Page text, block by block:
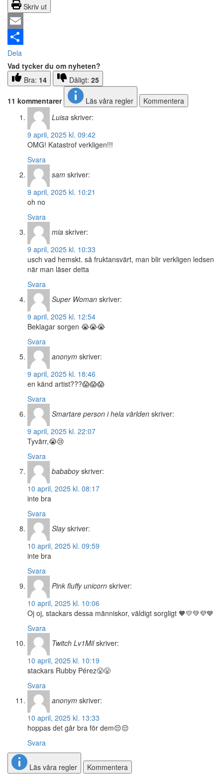
Skriv ut
Email
Dela
Vad tycker du om nyheten?
Bra: 14 Dåligt: 25
11 kommentarer Läs våra regler
Kommentera
Luisa skriver:
9 april, 2025 kl. 09:42
OMG! Katastrof verkligen!!!
Svara
sam skriver:
9 april, 2025 kl. 10:21
oh no
Svara
mia skriver:
9 april, 2025 kl. 10:33
usch vad hemskt. så fruktansvärt, man blir verkligen ledsen
när man läser detta
Svara
Super Woman skriver:
9 april, 2025 kl. 12:54
Beklagar sorgen 😭😭😭
Svara
anonym skriver:
9 april, 2025 kl. 18:46
en känd artist???😱😱😱
Svara
Smartare person i hela världen skriver:
9 april, 2025 kl. 22:07
Tyvärr,😭😢
Svara
bababoy skriver:
10 april, 2025 kl. 08:17
inte bra
Svara
Slay skriver:
10 april, 2025 kl. 09:59
inte bra
Svara
Pink fluffy unicorn skriver:
10 april, 2025 kl. 10:06
Oj oj, stackars dessa människor, väldigt sorgligt 🧡💛💚💜💙
Svara
Twitch Lv1Mil skriver:
10 april, 2025 kl. 10:19
stackars Rubby Pérez😤😤
Svara
anonym skriver:
10 april, 2025 kl. 13:33
hoppas det går bra för dem😔😔
Svara
Läs våra regler Kommentera